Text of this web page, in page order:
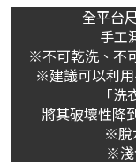
全平台
手工
※不可乾洗、不
※建議可以利
「
將其破壞性降
※脫
※淺